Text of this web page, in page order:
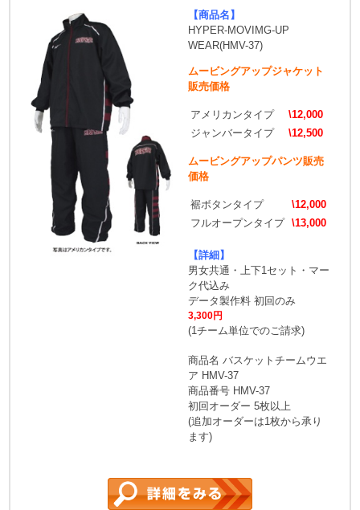
【商品名】
HYPER-MOVIMG-UP
WEAR(HMV-37)
ムービングアップジャケット
販売価格
アメリカンタイプ
\12,000
ジャンバータイプ
\12,500
ムービングアップパンツ販売
価格
裾ボタンタイプ
\12,000
フルオープンタイプ \13,000
【詳細】
男女共通・上下1セット・マー
ク代込み
データ製作料 初回のみ
3,300円
(1チーム単位でのご請求)
商品名 バスケットチームウエ
ア HMV-37
商品番号 HMV-37
初回オーダー 5枚以上
(追加オーダーは1枚から承り
ます)